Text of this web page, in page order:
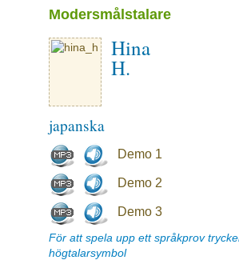
Modersmålstalare
Hina
H.
japanska
Demo 1
Demo 2
Demo 3
För att spela upp ett språkprov
högtalarsymbol